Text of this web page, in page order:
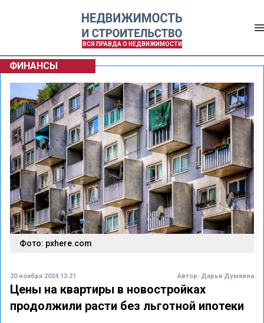
ВСЯ ПРАВДА О НЕДВИЖИМОСТИ
ФИНАНСЫ
Фото: pxhere.com
20 ноября 2024 13:21 Автор: Дарья Думкина
Цены на квартиры в новостройках
продолжили расти без льготной ипотеки